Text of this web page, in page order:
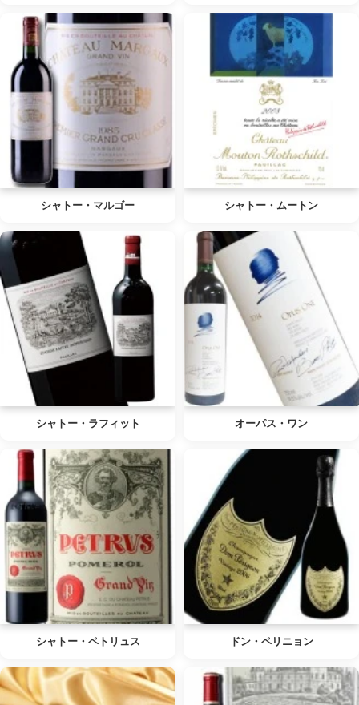
シャトー・マルゴー シャトー・ムートン
シャトー・ラフィット オーパス・ワン
シャトー・ペトリュス ドン・ペリニョン